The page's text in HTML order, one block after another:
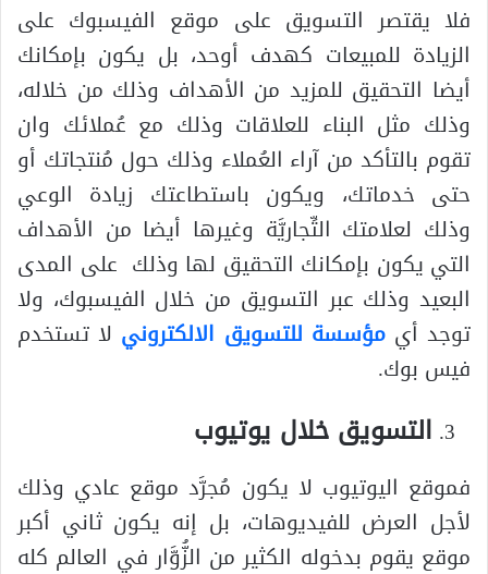
فلا يقتصر التسويق على موقع الفيسبوك على
الزيادة للمبيعات كهدف أوحد، بل يكون بإمكانك
أيضا التحقيق للمزيد من الأهداف وذلك من خلاله،
وذلك مثل البناء للعلاقات وذلك مع عُملائك وان
تقوم بالتأكد من آراء العُملاء وذلك حول مُنتجاتك أو
حتى خدماتك، ويكون باستطاعتك زيادة الوعي
وذلك لعلامتك التِّجاريَّة وغيرها أيضا من الأهداف
التي يكون بإمكانك التحقيق لها وذلك على المدى
البعيد وذلك عبر التسويق من خلال الفيسبوك، ولا
توجد أيمؤسسة للتسويق الالكتروني لا تستخدم
فيس بوك.
التسويق خلال يوتيوب
فموقع اليوتيوب لا يكون مُجرَّد موقع عادي وذلك
لأجل العرض للفيديوهات، بل إنه يكون ثاني أكبر
موقع يقوم بدخوله الكثير من الزُّوَّار في العالم كله